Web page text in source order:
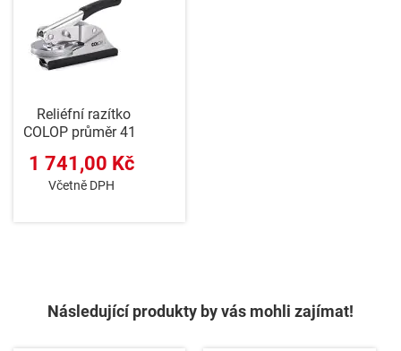
Reliéfní razítko
COLOP průměr 41
1 741,00 Kč
Včetně DPH
Následující produkty by vás mohli zajímat!